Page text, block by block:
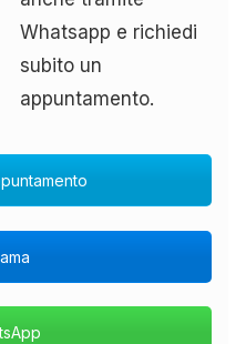
Whatsapp e richiedi
subito un
appuntamento.